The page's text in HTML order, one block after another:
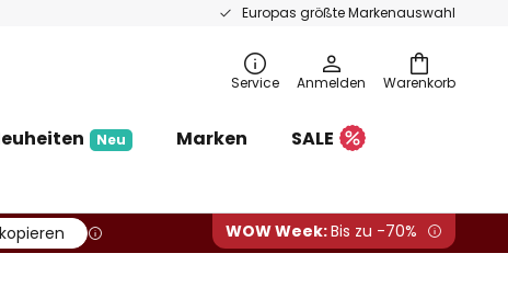
Europas größte Markenauswahl
Warenkorb
Service Anmelden
Neu Marken
SALE
kopieren WOW Week:Bis zu -70%